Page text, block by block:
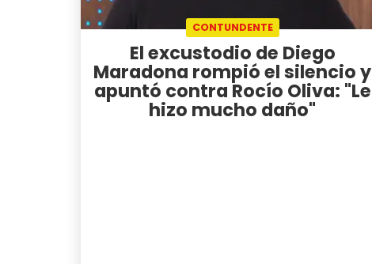
CONTUNDENTE
El excustodio de Diego
Maradona rompió el silencio y
apuntó contra Rocío Oliva: "Le
hizo mucho daño"